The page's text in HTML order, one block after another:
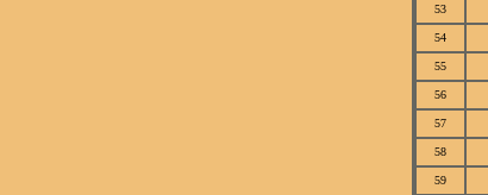
53
54
55
56
57
58
59